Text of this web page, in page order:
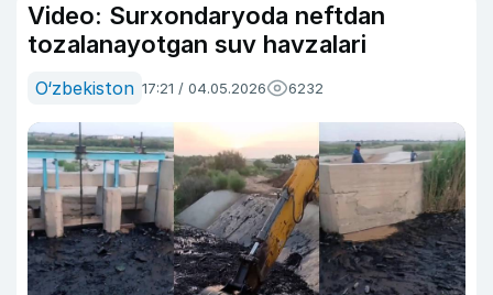
Video: Surxondaryoda neftdan
tozalanayotgan suv havzalari
O‘zbekiston 17:21 / 04.05.2026 6232